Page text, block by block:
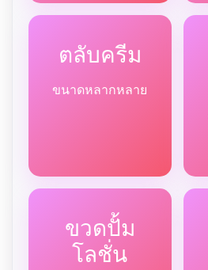
ตลับครีม
ขนาดหลากหลาย
ขวดปั้ม
โลชั่น